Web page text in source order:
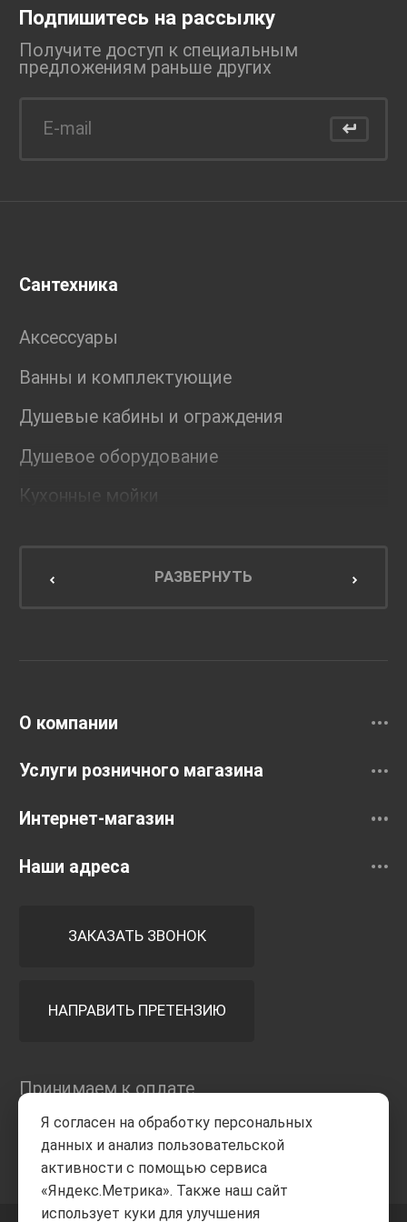
Подпишитесь на рассылку
Получите доступ к специальным
предложениям раньше других
Сантехника
Аксессуары
Ванны и комплектующие
Душевые кабины и ограждения
Душевое оборудование
Кухонные мойки
Мебель для кухниРАЗВЕРНУТЬ
О компании
Услуги розничного магазина
Интернет-магазин
Наши адреса
ЗАКАЗАТЬ ЗВОНОК
НАПРАВИТЬ ПРЕТЕНЗИЮ
Принимаем к оплате
Я согласен на обработку персональных
данных и анализ пользовательской
активности с помощью сервиса
«Яндекс.Метрика». Также наш сайт
использует куки для улучшения